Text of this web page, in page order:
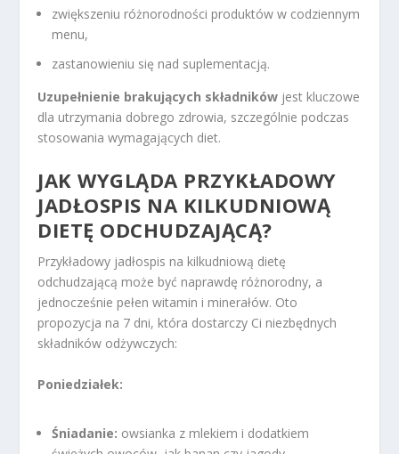
zwiększeniu różnorodności produktów w codziennym
menu,
zastanowieniu się nad suplementacją.
Uzupełnienie brakujących składników jest kluczowe
dla utrzymania dobrego zdrowia, szczególnie podczas
stosowania wymagających diet.
JAK WYGLĄDA PRZYKŁADOWY
JADŁOSPIS NA KILKUDNIOWĄ
DIETĘ ODCHUDZAJĄCĄ?
Przykładowy jadłospis na kilkudniową dietę
odchudzającą może być naprawdę różnorodny, a
jednocześnie pełen witamin i minerałów. Oto
propozycja na 7 dni, która dostarczy Ci niezbędnych
składników odżywczych:
Poniedziałek:
Śniadanie: owsianka z mlekiem i dodatkiem